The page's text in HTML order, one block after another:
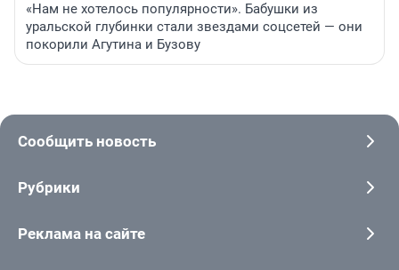
«Нам не хотелось популярности». Бабушки из
уральской глубинки стали звездами соцсетей — они
покорили Агутина и Бузову
Сообщить новость
Рубрики
Реклама на сайте